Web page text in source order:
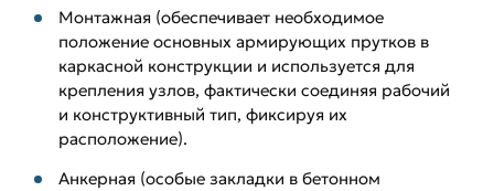
Монтажная (обеспечивает необходимое
положение основных армирующих прутков в
каркасной конструкции и используется для
крепления узлов, фактически соединяя рабочий
и конструктивный тип, фиксируя их
расположение).
Aнкерная (особые закладки в бетонном